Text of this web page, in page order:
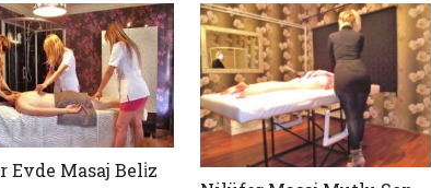
Evde Masaj Beli̇z